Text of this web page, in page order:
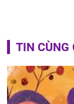
TIN CÙNG